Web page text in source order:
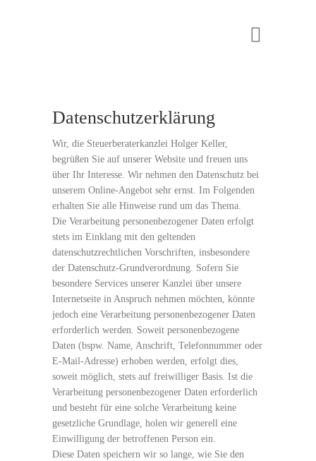
Datenschutzerklärung
Wir, die Steuerberaterkanzlei Holger Keller,
begrüßen Sie auf unserer Website und freuen uns
über Ihr Interesse. Wir nehmen den Datenschutz bei
unserem Online-Angebot sehr ernst. Im Folgenden
erhalten Sie alle Hinweise rund um das Thema.
Die Verarbeitung personenbezogener Daten erfolgt
stets im Einklang mit den geltenden
datenschutzrechtlichen Vorschriften, insbesondere
der Datenschutz-Grundverordnung. Sofern Sie
besondere Services unserer Kanzlei über unsere
Internetseite in Anspruch nehmen möchten, könnte
jedoch eine Verarbeitung personenbezogener Daten
erforderlich werden. Soweit personenbezogene
Daten (bspw. Name, Anschrift, Telefonnummer oder
E-Mail-Adresse) erhoben werden, erfolgt dies,
soweit möglich, stets auf freiwilliger Basis. Ist die
Verarbeitung personenbezogener Daten erforderlich
und besteht für eine solche Verarbeitung keine
gesetzliche Grundlage, holen wir generell eine
Einwilligung der betroffenen Person ein.
Diese Daten speichern wir so lange, wie Sie den